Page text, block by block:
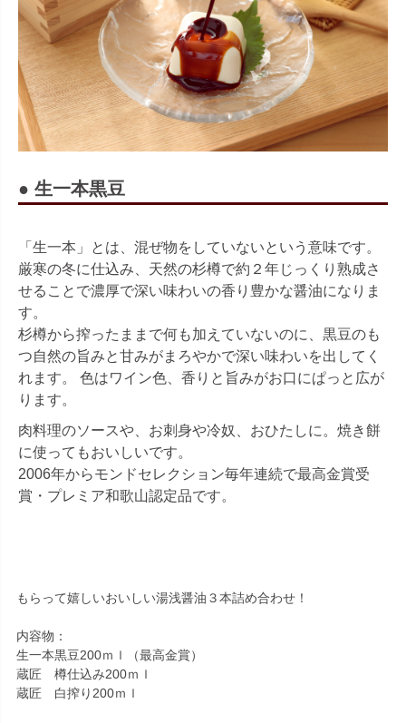
● 生一本黒豆
「生一本」とは、混ぜ物をしていないという意味です。
厳寒の冬に仕込み、天然の杉樽で約２年じっくり熟成さ
せることで濃厚で深い味わいの香り豊かな醤油になりま
す。
杉樽から搾ったままで何も加えていないのに、黒豆のも
つ自然の旨みと甘みがまろやかで深い味わいを出してく
れます。 色はワイン色、香りと旨みがお口にぱっと広が
ります。
肉料理のソースや、お刺身や冷奴、おひたしに。焼き餅
に使ってもおいしいです。
2006年からモンドセレクション毎年連続で最高金賞受
賞・プレミア和歌山認定品です。
もらって嬉しいおいしい湯浅醤油３本詰め合わせ！
内容物：
生一本黒豆200ｍｌ（最高金賞）
蔵匠 樽仕込み200ｍｌ
蔵匠 白搾り200ｍｌ